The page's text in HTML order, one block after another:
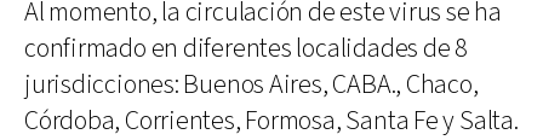
Al momento, la circulación de este virus se ha
confirmado en diferentes localidades de 8
jurisdicciones: Buenos Aires, CABA., Chaco,
Córdoba, Corrientes, Formosa, Santa Fe y Salta.